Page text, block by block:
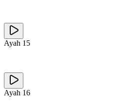
Ayah 15
Ayah 16